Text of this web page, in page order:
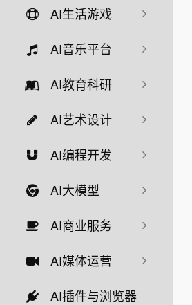
AI生活游戏
AI音乐平台
AI教育科研
AI艺术设计
AI编程开发
AI大模型
AI商业服务
AI媒体运营
AI插件与浏览器